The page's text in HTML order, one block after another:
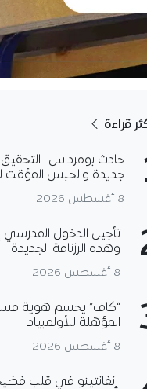
قراءة
حادث بومرداس..
جديدة والحبس المؤقت لـ3
8 أغسطس 2026
وهذه الرزنامة الجديدة
8 أغسطس 2026
“كاف” يحسم هوية
المؤهلة للأولمبياد
8 أغسطس 2026
إنفانتينو في قلب